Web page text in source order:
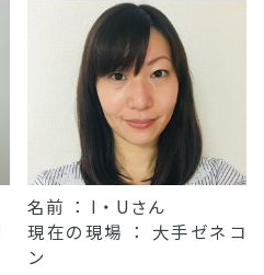
名前 ： I・Uさん
現在の現場 ： 大手ゼネコ
ン